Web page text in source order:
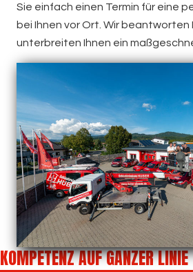
Sie einfach einen Termin für eine
bei Ihnen vor Ort. Wir beantworten
unterbreiten Ihnen ein
KOMPETENZ AUF GANZER LINIE